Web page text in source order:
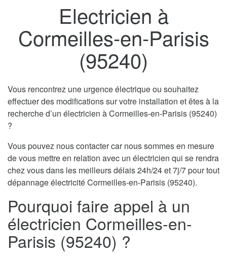
Electricien à
Cormeilles-en-Parisis
(95240)
Vous rencontrez une urgence électrique ou souhaitez
effectuer des modifications sur votre installation et êtes à la
recherche d’un électricien à Cormeilles-en-Parisis (95240)
?
Vous pouvez nous contacter car nous sommes en mesure
de vous mettre en relation avec un électricien qui se rendra
chez vous dans les meilleurs délais 24h/24 et 7j/7 pour tout
dépannage électricité Cormeilles-en-Parisis (95240).
Pourquoi faire appel à un
électricien Cormeilles-en-
Parisis (95240) ?